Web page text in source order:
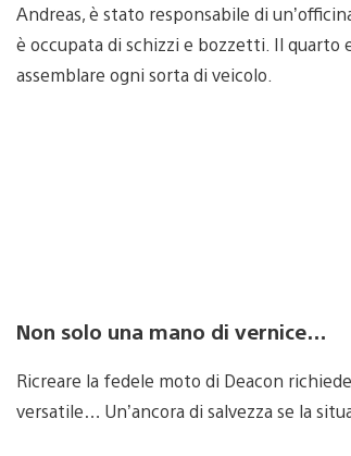
Andreas, è stato responsabile di
è occupata di schizzi e bozzetti. Il quarto
assemblare ogni sorta di veicolo.
Non solo una mano di vernice…
Ricreare la fedele moto di Deacon
versatile… Un’ancora di salvezza se la